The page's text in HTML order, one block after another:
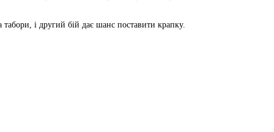
і другий бій дає шанс поставити крапку.